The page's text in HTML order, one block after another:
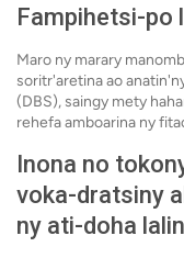
Fampihetsi-po
Maro ny marary
soritr'aretina ao
(DBS), saingy mety
rehefa amboarina ny
Inona no
voka-dratsiny
ny ati-doha